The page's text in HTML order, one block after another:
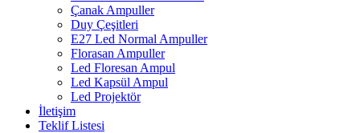
Çanak Ampuller
Duy Çeşitleri
E27 Led Normal Ampuller
Florasan Ampuller
Led Floresan Ampul
Led Kapsül Ampul
Led Projektör
İletişim
Teklif Listesi